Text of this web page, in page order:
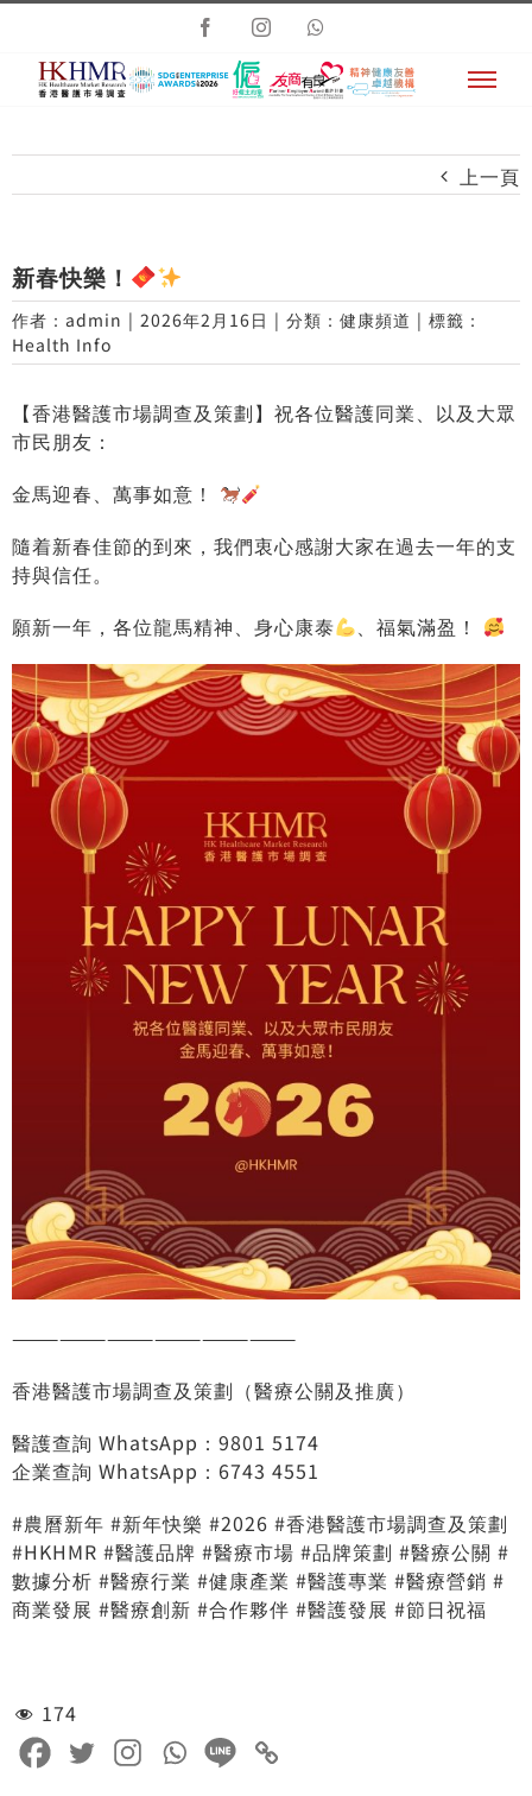
Skip
content
FacebookInstagram
上一頁
新春快樂！
作者： admin | 2026年2月16日 | 分類： 健康頻道 | 標籤：
Health Info
【香港醫護市場調查及策劃】祝各位醫護同業、以及大眾
市民朋友：
金馬迎春、萬事如意！
隨着新春佳節的到來，我們衷心感謝大家在過去一年的支
持與信任。
願新一年，各位龍馬精神、身心康泰
、福氣滿盈！
——————————————————
香港醫護市場調查及策劃（醫療公關及推廣）
醫護查詢 WhatsApp：9801 5174
企業查詢 WhatsApp：6743 4551
#農曆新年 #新年快樂 #2026 #香港醫護市場調查及策劃
#HKHMR #醫護品牌 #醫療市場 #品牌策劃 #醫療公關 #
數據分析 #醫療行業 #健康產業 #醫護專業 #醫療營銷 #
商業發展 #醫療創新 #合作夥伴 #醫護發展 #節日祝福
174